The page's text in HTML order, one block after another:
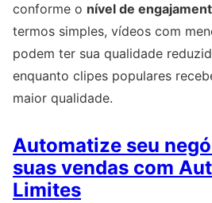
conforme o nível de
termos simples, vídeos com
podem ter sua qualidade
enquanto clipes populares
maior qualidade.
Automatize seu
suas vendas com
Limites